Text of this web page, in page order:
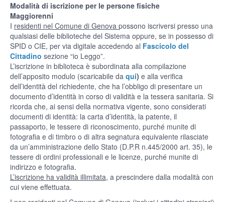
Modalità di iscrizione per le persone fisiche
Maggiorenni
I residenti nel Comune di Genova possono iscriversi presso una
qualsiasi delle biblioteche del Sistema oppure, se in possesso di
SPID o CIE, per via digitale accedendo al Fascicolo del
Cittadino sezione “io Leggo”.
L’iscrizione in biblioteca è subordinata alla compilazione
dell’apposito modulo (scaricabile da qui) e alla verifica
dell’identità del richiedente, che ha l’obbligo di presentare un
documento d’identità in corso di validità e la tessera sanitaria. Si
ricorda che, ai sensi della normativa vigente, sono considerati
documenti di identità: la carta d’identità, la patente, il
passaporto, le tessere di riconoscimento, purché munite di
fotografia e di timbro o di altra segnatura equivalente rilasciate
da un’amministrazione dello Stato (D.P.R n.445/2000 art. 35), le
tessere di ordini professionali e le licenze, purché munite di
indirizzo e fotografia.
L’iscrizione ha validità illimitata, a prescindere dalla modalità con
cui viene effettuata.